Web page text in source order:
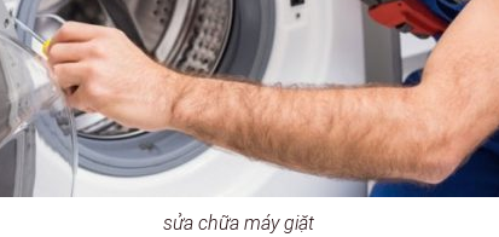
sửa chữa máy giặt